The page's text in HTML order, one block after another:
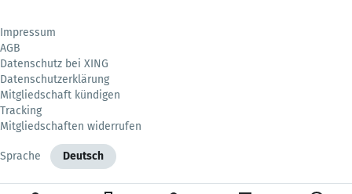
Impressum
AGB
Datenschutz bei XING
Datenschutzerklärung
Mitgliedschaft kündigen
Tracking
Mitgliedschaften widerrufen
Sprache Deutsch